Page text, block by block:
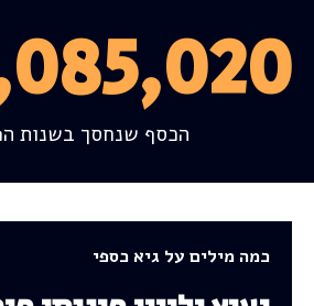
הכסף שנחסך בשנות
כמה מילים על גיא כספי